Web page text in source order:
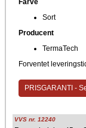
Sort
Producent
TermaTech
Forventet
PRISGARANTI -
VVS nr. 12240